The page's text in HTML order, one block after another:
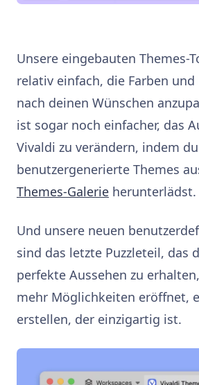
Unsere eingebauten Themes-
relativ einfach, die Farben
nach deinen Wünschen
ist sogar noch einfacher, das
Vivaldi zu verändern, indem du
benutzergenerierte Themes
Themes-Galerie herunterlädst.
Und unsere neuen
sind das letzte Puzzleteil, das
perfekte Aussehen zu
mehr Möglichkeiten eröffnet,
erstellen, der einzigartig ist.